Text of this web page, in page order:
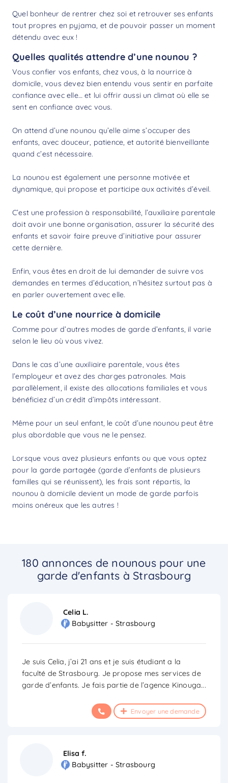
Quel bonheur de rentrer chez soi et retrouver ses enfants
tout propres en pyjama, et de pouvoir passer un moment
détendu avec eux !
Quelles qualités attendre d’une nounou ?
Vous confier vos enfants, chez vous, à la nourrice à
domicile, vous devez bien entendu vous sentir en parfaite
confiance avec elle… et lui offrir aussi un climat où elle se
sent en confiance avec vous.
On attend d’une nounou qu’elle aime s’occuper des
enfants, avec douceur, patience, et autorité bienveillante
quand c’est nécessaire.
La nounou est également une personne motivée et
dynamique, qui propose et participe aux activités d’éveil.
C’est une profession à responsabilité, l’auxiliaire parentale
doit avoir une bonne organisation, assurer la sécurité des
enfants et savoir faire preuve d’initiative pour assurer
cette dernière.
Enfin, vous êtes en droit de lui demander de suivre vos
demandes en termes d’éducation, n’hésitez surtout pas à
en parler ouvertement avec elle.
Le coût d’une nourrice à domicile
Comme pour d’autres modes de garde d’enfants, il varie
selon le lieu où vous vivez.
Dans le cas d’une auxiliaire parentale, vous êtes
l’employeur et avez des charges patronales. Mais
parallèlement, il existe des allocations familiales et vous
bénéficiez d’uncrédit d’impôts intéressant.
Même pour un seul enfant, le coût d’une nounou peut être
plus abordable que vous ne le pensez.
Lorsque vous avez plusieurs enfants ou que vous optez
pour la garde partagée (garde d’enfants de plusieurs
familles qui se réunissent), les frais sont répartis, la
nounou à domicile devient un mode de garde parfois
moins onéreux que les autres !
180 annonces de nounous pour une
garde d'enfants à Strasbourg
Celia L.
Babysitter - Strasbourg
Je suis Celia, j’ai 21 ans et je suis étudiant a la
faculté de Strasbourg. Je propose mes services de
garde d’enfants. Je fais partie de l’agence Kinouga...
Envoyer une demande
Elisa f.
Babysitter - Strasbourg